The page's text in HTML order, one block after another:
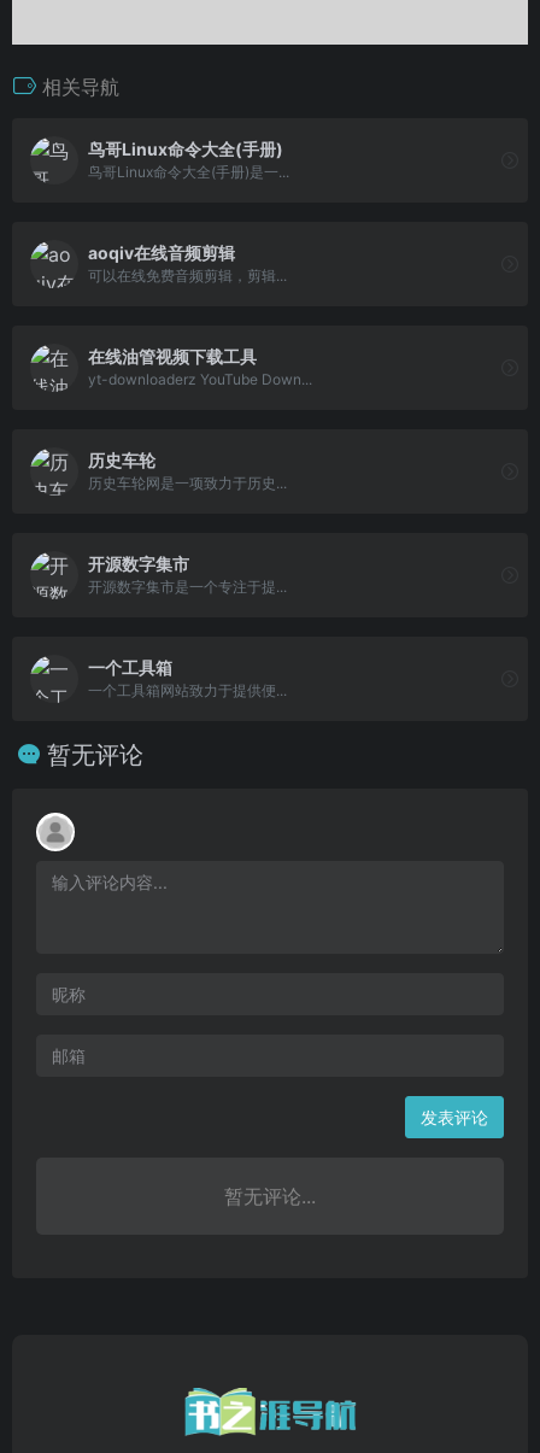
相关导航
鸟哥Linux命令大全(手册)
鸟哥Linux命令大全(手册)是一...
aoqiv在线音频剪辑
可以在线免费音频剪辑，剪辑...
在线油管视频下载工具
yt-downloaderz YouTube Down...
历史车轮
历史车轮网是一项致力于历史...
开源数字集市
开源数字集市是一个专注于提...
一个工具箱
一个工具箱网站致力于提供便...
暂无评论
发表评论
暂无评论...